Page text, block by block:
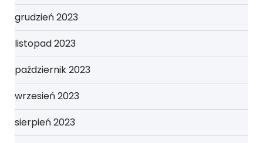
grudzień 2023
listopad 2023
październik 2023
wrzesień 2023
sierpień 2023